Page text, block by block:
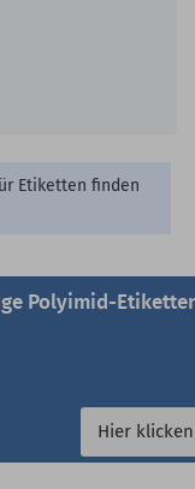
Etiketten finden
Polyimid-
Hier klicken